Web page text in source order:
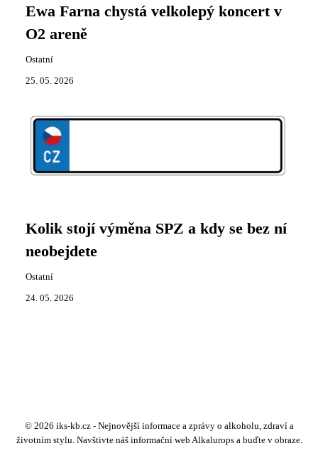
Ewa Farna chystá velkolepý koncert v
O2 areně
Ostatní
25. 05. 2026
Kolik stojí výměna SPZ a kdy se bez ní
neobejdete
Ostatní
24. 05. 2026
© 2026 iks-kb.cz - Nejnovější informace a zprávy o alkoholu, zdraví a
životním stylu. Navštivte náš informační web Alkalurops a buďte v obraze.